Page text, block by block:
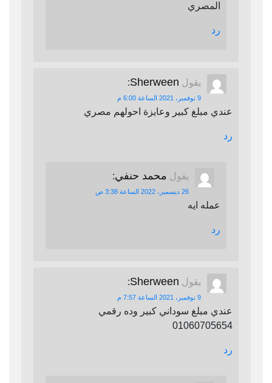
المصري
رد
يقول Sherween
:
9 نوفمبر، 2021 الساعة 6:00 م
عندي مبلغ كبير وعايزة احولهم مصري
رد
يقول محمد حنفي:
26 ديسمبر، 2022 الساعة 3:38 ص
عمله ايه
رد
يقول Sherween
:
9 نوفمبر، 2021 الساعة 7:57 م
عندي مبلغ سوداني كبير وده رقمي
01060705654
رد